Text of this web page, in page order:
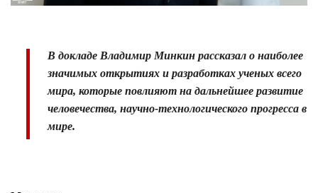
В докладе Владимир Минкин рассказал о наиболее
значимых открытиях и разработках ученых всего
мира, которые повлияют на дальнейшее развитие
человечества, научно-технологического прогресса в
мире.